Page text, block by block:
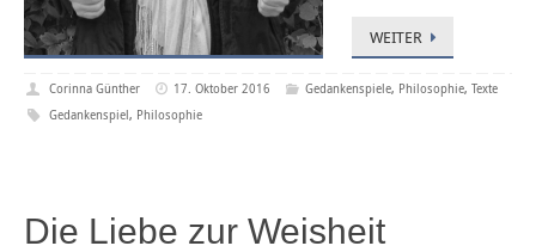
WEITER
Corinna Günther 17. Oktober 2016 Gedankenspiele, Philosophie, Texte
Gedankenspiel, Philosophie
Die Liebe zur Weisheit